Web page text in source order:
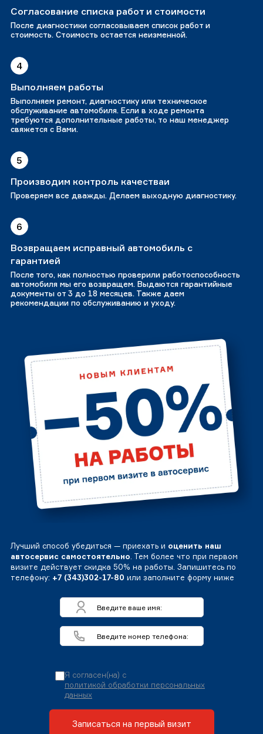
Согласование списка работ и стоимости
После диагностики согласовываем список работ и
стоимость. Стоимость остается неизменной.
4
Выполняем работы
Выполняем ремонт, диагностику или техническое
обслуживание автомобиля. Если в ходе ремонта
требуются дополнительные работы, то наш менеджер
свяжется с Вами.
5
Производим контроль качестваи
Проверяем все дважды. Делаем выходную диагностику.
6
Возвращаем исправный автомобиль с
гарантией
После того, как полностью проверили работоспособность
автомобиля мы его возвращем. Выдаются гарантийные
документы от 3 до 18 месяцев. Также даем
рекомендации по обслуживанию и уходу.
Лучший способ убедиться — приехать и оценить наш
автосервис самостоятельно. Тем более что при первом
визите действует скидка 50% на работы. Запишитесь по
телефону: +7 (343)302-17-80 или заполните форму ниже
Я согласен(на) с
политикой обработки персональных
данных
Записаться на первый визит